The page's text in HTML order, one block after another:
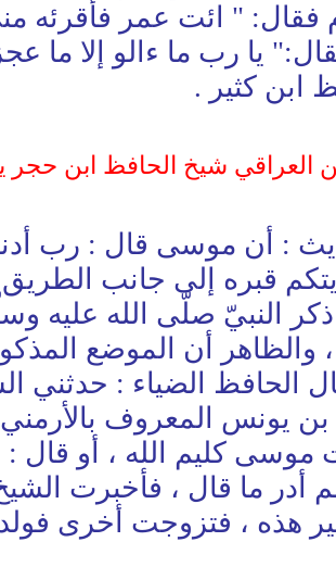
فقال: " ائت عمر فأقرئه
يا رب ما ءالو إلا ما
ابن كثير .
العراقي شيخ الحافظ ابن حجر
العراقي(12) في شرح حديث : أن
قبره إلى جانب
ذكر النبيّ صلّى الله
أن الموضع
الحافظ الضياء : حدثني
يونس المعروف
كليم الله ، أو قال :
ما قال ، فأخبرت
هذه ، فتزوجت أخرى